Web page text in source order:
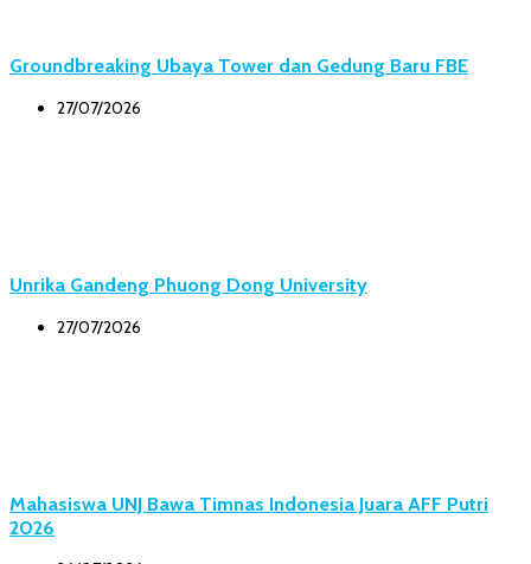
Groundbreaking Ubaya Tower dan Gedung Baru FBE
27/07/2026
Unrika Gandeng Phuong Dong University
27/07/2026
Mahasiswa UNJ Bawa Timnas Indonesia Juara AFF Putri
2026